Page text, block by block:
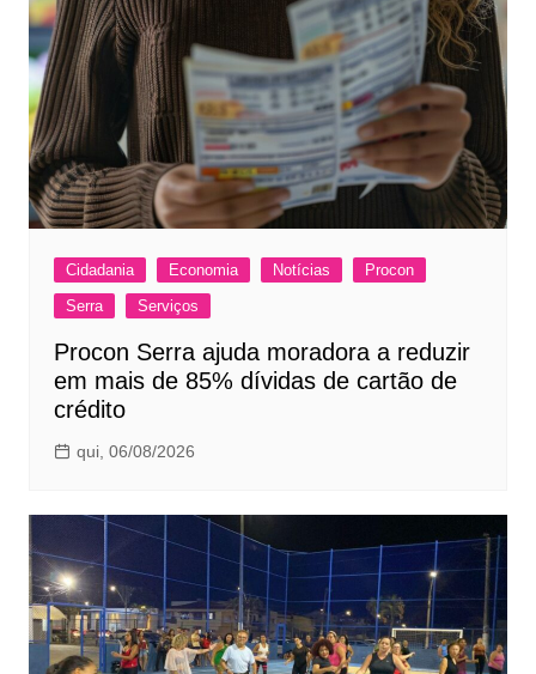
Cidadania Economia Notícias
Procon
Serra
Serviços
Procon Serra ajuda moradora a reduzir
em mais de 85% dívidas de cartão de
crédito
qui, 06/08/2026